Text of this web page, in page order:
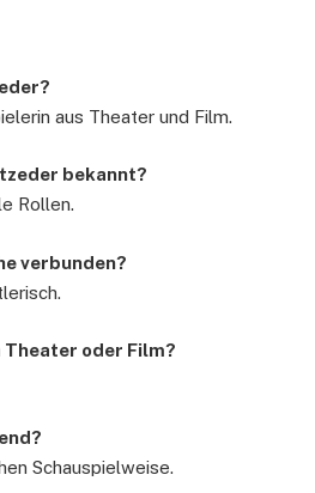
aus Theater und Film.
bekannt?
Rollen.
verbunden?
oder Film?
Schauspielweise.